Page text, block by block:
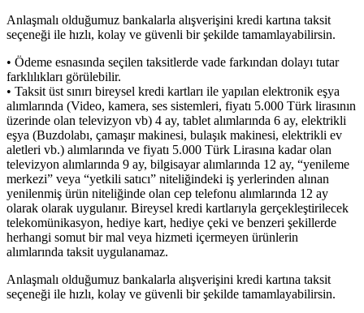
Anlaşmalı olduğumuz bankalarla alışverişini kredi kartına taksit
seçeneği ile hızlı, kolay ve güvenli bir şekilde tamamlayabilirsin.
• Ödeme esnasında seçilen taksitlerde vade farkından dolayı tutar
farklılıkları görülebilir.
• Taksit üst sınırı bireysel kredi kartları ile yapılan elektronik eşya
alımlarında (Video, kamera, ses sistemleri, fiyatı 5.000 Türk lirasının
üzerinde olan televizyon vb) 4 ay, tablet alımlarında 6 ay, elektrikli
eşya (Buzdolabı, çamaşır makinesi, bulaşık makinesi, elektrikli ev
aletleri vb.) alımlarında ve fiyatı 5.000 Türk Lirasına kadar olan
televizyon alımlarında 9 ay, bilgisayar alımlarında 12 ay, “yenileme
merkezi” veya “yetkili satıcı” niteliğindeki iş yerlerinden alınan
yenilenmiş ürün niteliğinde olan cep telefonu alımlarında 12 ay
olarak olarak uygulanır. Bireysel kredi kartlarıyla gerçekleştirilecek
telekomünikasyon, hediye kart, hediye çeki ve benzeri şekillerde
herhangi somut bir mal veya hizmeti içermeyen ürünlerin
alımlarında taksit uygulanamaz.
Anlaşmalı olduğumuz bankalarla alışverişini kredi kartına taksit
seçeneği ile hızlı, kolay ve güvenli bir şekilde tamamlayabilirsin.